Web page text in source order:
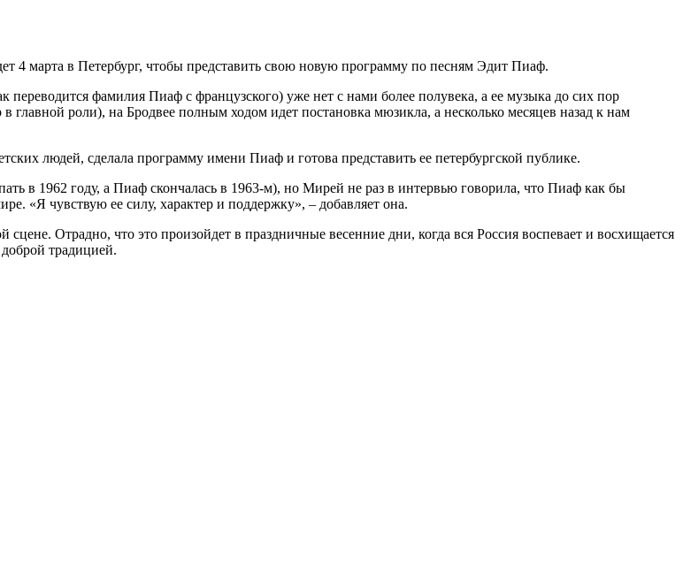
4 марта в Петербург, чтобы представить свою новую программу по песням Эдит Пиаф.
фамилия Пиаф с французского) уже нет с нами более полувека, а ее музыка до сих пор
роли), на Бродвее полным ходом идет постановка мюзикла, а несколько месяцев назад к нам
людей, сделала программу имени Пиаф и готова представить ее петербургской публике.
в 1962 году, а Пиаф скончалась в 1963-м), но Мирей не раз в интервью говорила, что Пиаф как бы
«Я чувствую ее силу, характер и поддержку», – добавляет она.
Отрадно, что это произойдет в праздничные весенние дни, когда вся Россия воспевает и восхищается
традицией.